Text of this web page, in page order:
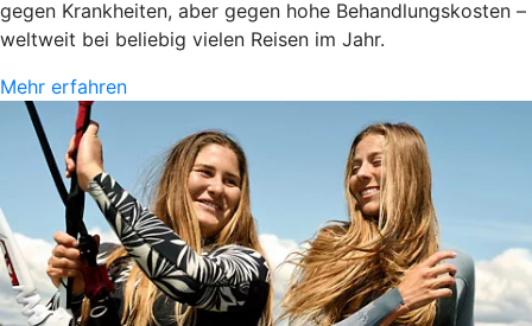
gegen Krankheiten, aber gegen hohe Behandlungskosten –
weltweit bei beliebig vielen Reisen im Jahr.
Mehr erfahren